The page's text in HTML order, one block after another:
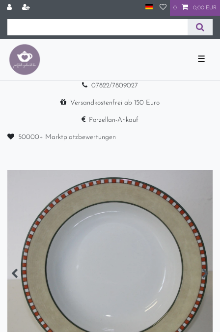
0 0,00 EUR
☰
07822/7809027
Versandkostenfrei ab 150 Euro
Porzellan-Ankauf
50000+ Marktplatzbewertungen